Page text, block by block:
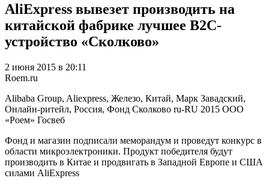
AliExpress вывезет производить на
китайской фабрике лучшее B2C-
устройство «Сколково»
2 июня 2015 в 20:11
Roem.ru
Alibaba Group, Aliexpress, Железо, Китай, Марк Завадский,
Онлайн-ритейл, Россия, Фонд Сколково ru-RU 2015 ООО
«Роем» Госвеб
Фонд и магазин подписали меморандум и проведут конкурс в
области микроэлектроники. Продукт победителя будут
производить в Китае и продвигать в Западной Европе и США
силами AliExpress